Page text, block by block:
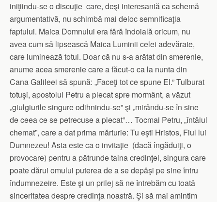
iniţiindu-se o discuţie care, deşi interesantă ca schemă
argumentativă, nu schimbă mai deloc semnificaţia
faptului. Maica Domnului era fără îndoială oricum, nu
avea cum să lipsească Maica Luminii celei adevărate,
care luminează totul. Doar că nu s-a arătat din smerenie,
anume acea smerenie care a făcut-o ca la nunta din
Cana Galileei să spună: „Faceţi tot ce spune El.” Tulburat
totuşi, apostolul Petru a plecat spre mormânt, a văzut
„giulgiurile singure odihnindu-se” şi „mirându-se în sine
de ceea ce se petrecuse a plecat”… Tocmai Petru, „întâiul
chemat”, care a dat prima mărturie: Tu eşti Hristos, Fiul lui
Dumnezeu! Asta este ca o invitaţie (dacă îngăduiţi, o
provocare) pentru a pătrunde taina credinţei, singura care
poate dărui omului puterea de a se depăşi pe sine întru
îndumnezeire. Este şi un prilej să ne întrebăm cu toată
sinceritatea despre credinţa noastră. Şi să mai amintim